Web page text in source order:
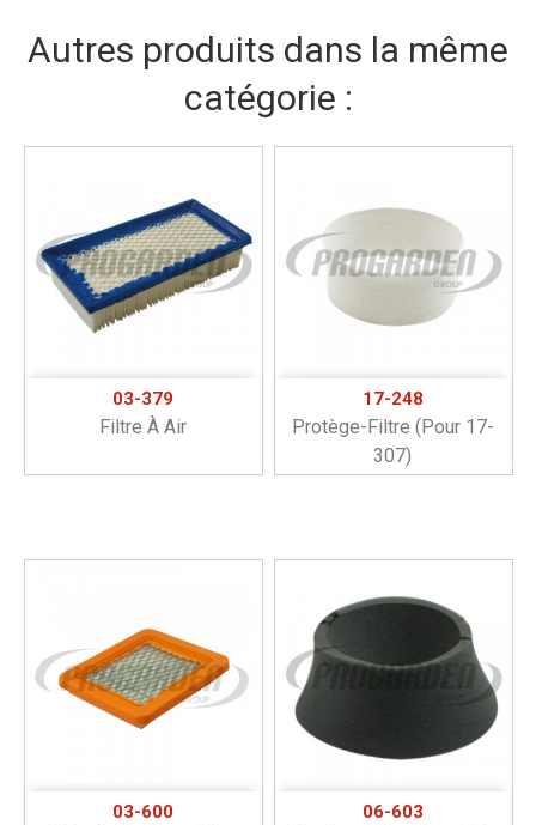
Autres produits dans la même
catégorie :
03-379
Filtre À Air
17-248
Protège-Filtre (pour 17-
307)
03-600 06-603